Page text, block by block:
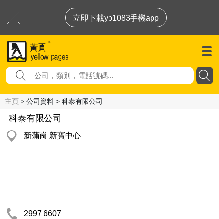
立即下載yp1083手機app
主頁 > 公司資料 > 科泰有限公司
科泰有限公司
新蒲崗 新寶中心
2997 6607